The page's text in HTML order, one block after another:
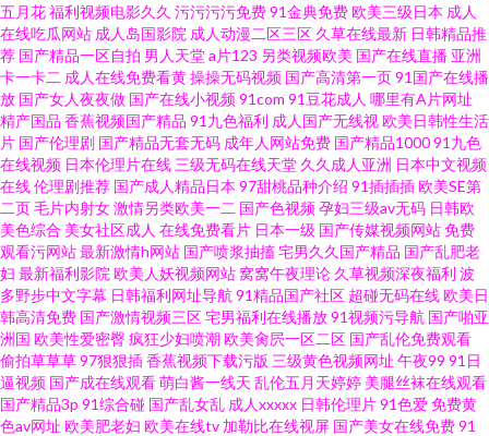
视频999 亚洲熟妇无码 白丝后入 日本H祝频 91美女直播喷水在线播放 三级片
黄色视频国内 WWW国产亚洲精品 日本阿V免费视频 婷婷伊人一区二区三区
中日韩欧美 91色导 大香蕉国产 91在线欧洲 日韩精彩视频 91熟女在线播 久久
五区 91成人片免费视频 国产日逼视频 先锋影音va日韩有码 色九九国产 欧美
A视频 俺也去伦理资源站 三级黄色高清在线 黑丝av网址 乱轮天黄 91狼社 久
久9久久 91激情福利 激情网在线国产
五月花福利视频电影久久 污污污污免费91金典免费欧美三级日本 成人
在线吃瓜网站 成人岛国影院 成人动漫二区三区 久草在线最新 日韩精品推
荐 国产精品一区自拍 男人天堂a片123 另类视频欧美 国产在线直播 亚洲
卡一卡二 成人在线免费看黄操操无码视频 国产高清第一页91国产在线播
放 国产女人夜夜做 国产在线小视频91com 91豆花成人 哪里有A片网址
精产国品 香蕉视频国产精品 91九色福利 成人国产无线视欧美日韩性生活
片 国产伦理剧 国产精品无套无码 成年人网站免费 国产精品100091九色
在线视频 日本伦理片在线 三级无码在线天堂 久久成人亚洲 日本中文视频
在线伦理剧推荐 国产成人精品日本 97甜桃品种介绍 91插插插欧美SE第
二页毛片内射女激情另类欧美一二 国产色视频孕妇三级av无码 日韩欧
美色综合 美女社区成人 在线免费看片 日本一级 国产传媒视频网站免费
观看污网站最新激情h网站 国产喷浆抽搐宅男久久国产精品 国产乱肥老
妇 最新福利影院 欧美人妖视频网站 窝窝午夜理论 久草视频深夜福利 波
多野步中文字幕 日韩福利网址导航 91精品国产社区 超碰无码在线欧美日
韩高清免费 国产激情视频三区宅男福利在线播放91视频污导航 国产啪亚
洲国 欧美性爱密臀疯狂少妇喷潮欧美肏屄一区二区 国产乱伦免费观看
偷拍草草草97狠狠插香蕉视频下载污版 三级黄色视频网址 午夜99 91日
逼视频 国产成在线观看萌白酱一线天 乱伦五月天婷婷 美腿丝袜在线观看
国产精品3p 91综合碰 国产乱女乱 成人xxxxx 日韩伦理片91色爱免费黄
色av网址 欧美肥老妇 欧美在线tv 加勒比在线视屏 国产美女在线免费91